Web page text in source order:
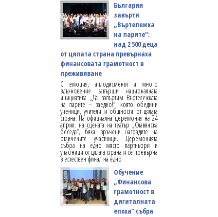
България
завъртя
„Въртележка
на парите“:
над 2 500 деца
от цялата страна превърнаха
финансовата грамотност в
преживяване
С емоция, аплодисменти и много
вдъхновение завърши националната
инициатива „Да завъртим Въртележката
на парите – заедно!“, която обедини
ученици, учители и общности от цялата
страна. На официална церемония на 24
април, на сцената на театър „Славянска
беседа“, бяха връчени наградите на
отличените участници. Церемонията
събра на едно място партньори и
участници от цялата страна и се превърна
в естествен финал на едно
Обучение
„Финансова
грамотност в
дигиталната
епоха“ събра